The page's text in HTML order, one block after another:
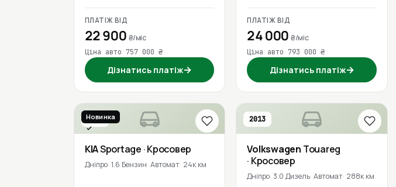
ПЛАТІЖ ВІД
22 900 ₴/міс
Ціна авто 757 000 ₴
Дізнатись платіж→
ПЛАТІЖ ВІД
24 000₴/міс
Ціна авто 793 000 ₴
Дізнатись платіж→
2023
Новинка
Перевірено
KIASportage · Кросовер
Дніпро 1.6 Бензин Автомат 24к км
2013
Volkswagen Touareg
· Кросовер
Дніпро 3.0 Дизель Автомат 288к км